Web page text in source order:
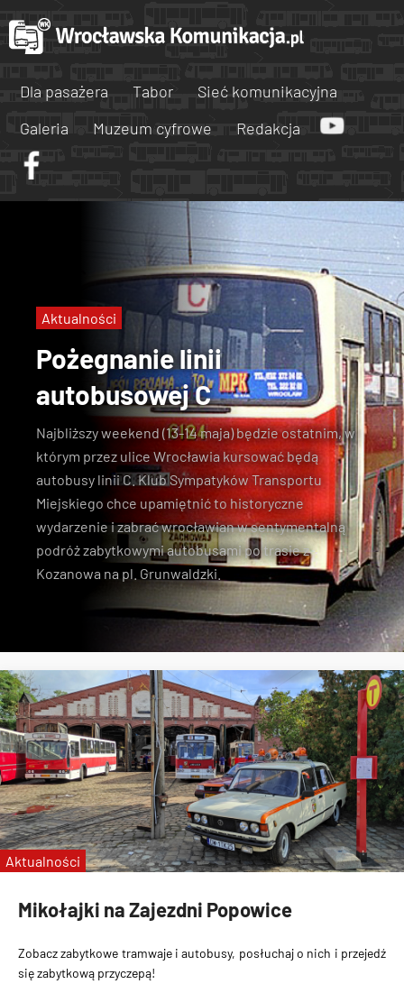
Dla pasażera Tabor
Sieć komunikacyjna
Galeria
Muzeum cyfrowe Redakcja
Pożegnanie linii
autobusowej C
Najbliższy weekend (13-14 maja) będzie ostatnim, w
którym przez ulice Wrocławia kursować będą
autobusy linii C. Klub Sympatyków Transportu
Miejskiego chce upamiętnić to historyczne
wydarzenie i zabrać wrocławian w sentymentalną
podróż zabytkowymi autobusami po trasie z
Kozanowa na pl. Grunwaldzki.
Aktualności
linia C
KSTM
pożegnanie linii C
Mikołajki na Zajezdni Popowice
Zobacz zabytkowe tramwaje i autobusy, posłuchaj o nich i przejedź
się zabytkową przyczepą!
Aktualności